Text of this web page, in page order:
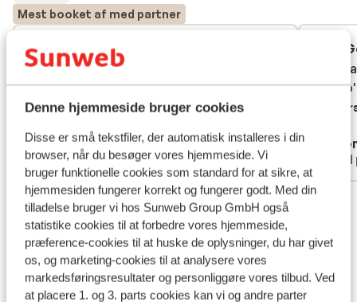
Denne hjemmeside bruger cookies
Disse er små tekstfiler, der automatisk installeres i din
browser, når du besøger vores hjemmeside. Vi
bruger funktionelle cookies som standard for at sikre, at
hjemmesiden fungerer korrekt og fungerer godt. Med din
tilladelse bruger vi hos Sunweb Group GmbH også
statistike cookies til at forbedre vores hjemmeside,
præference-cookies til at huske de oplysninger, du har givet
os, og marketing-cookies til at analysere vores
markedsføringsresultater og personliggøre vores tilbud. Ved
at placere 1. og 3. parts cookies kan vi og andre parter
Mest booket af med partner
7.0 God
Ligging wat minder, niet zo levendig.
Verder hotel top. Mogen wel wat vaker
schoonmaken. Eten en personeel prima.
Ligging wat minder, niet zo levendig.
Verder hotel top. Mogen wel wat vaker
schoonmaken. Eten en personeel prima.
Anonym
Med partner
niet
niet
Se alle 30 anmeldelser
Lokation